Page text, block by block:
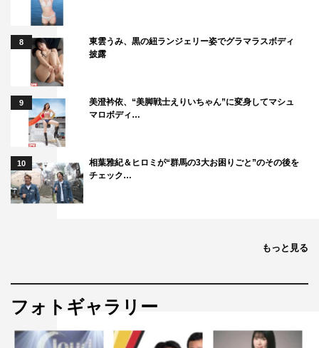
8
東雲うみ、黒の紐ランジェリー姿でグラマラスボディ
披露
9
美澄衿依、“美脚戦士えりいちゃん”に変身してマシュ
マロボディ…
10
相葉雅紀＆ヒロミが“群馬の3大お困りごと”のその後を
チェック…
もっと見る
フォトギャラリー